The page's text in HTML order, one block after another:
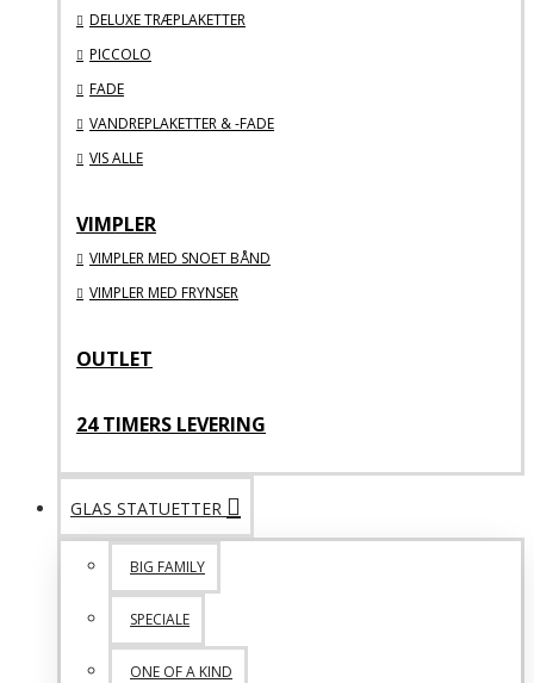
DELUXE TRÆPLAKETTER
PICCOLO
FADE
VANDREPLAKETTER & -FADE
VIS ALLE
VIMPLER
VIMPLER MED SNOET BÅND
VIMPLER MED FRYNSER
OUTLET
24 TIMERS LEVERING
GLAS STATUETTER
BIG FAMILY
SPECIALE
ONE OF A KIND